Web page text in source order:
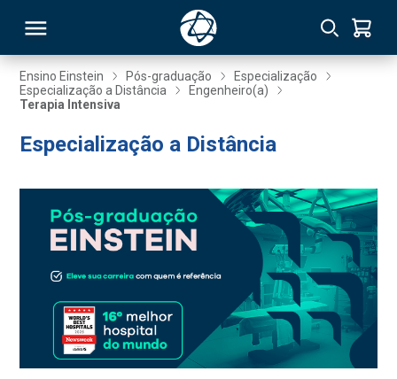
Ensino Einstein Pós-graduação
Especialização
Especialização a Distância
Engenheiro(a)
Terapia Intensiva
Especialização a Distância